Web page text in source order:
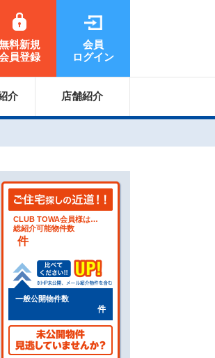
料新規
員登録
会員
ログイン
介 店舗紹介
CLUB TOWA会員様は…
総紹介可能物件数
件
一般公開物件数
件